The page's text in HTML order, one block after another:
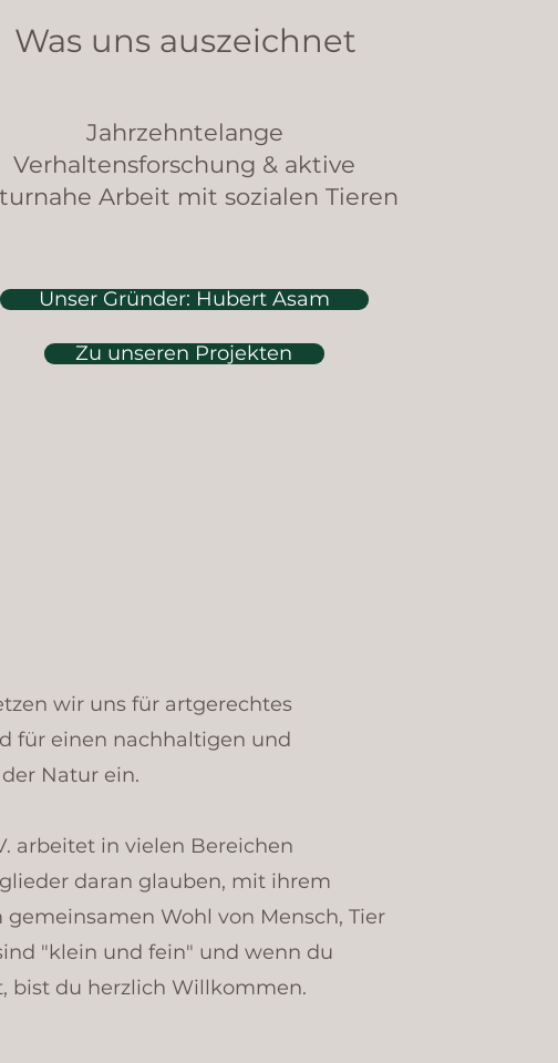
Was uns auszeichnet
Jahrzehntelange
Verhaltensforschung & aktive
Arbeit mit sozialen Tieren
Unser Gründer: Hubert Asam
Zu unseren Projekten
wir uns für artgerechtes
für einen nachhaltigen und
Natur ein.
arbeitet in vielen Bereichen
daran glauben, mit ihrem
Wohl von Mensch, Tier
"klein und fein" und wenn du
bist du herzlich Willkommen.